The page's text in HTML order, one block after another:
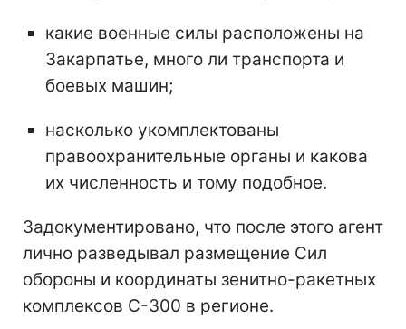
какие военные силы расположены на
Закарпатье, много ли транспорта и
боевых машин;
насколько укомплектованы
правоохранительные органы и какова
их численность и тому подобное.
Задокументировано, что после этого агент
лично разведывал размещение Сил
обороны и координаты зенитно-ракетных
комплексов С-300 в регионе.